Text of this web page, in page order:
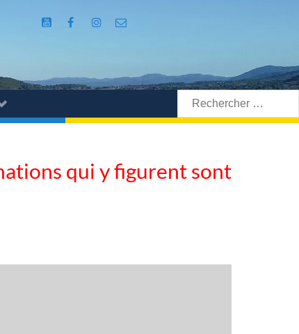
Rechercher:
qui y figurent sont